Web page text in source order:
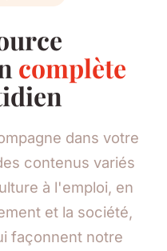
complète
dans votre
contenus variés
à l'emploi, en
et la société,
façonnent notre